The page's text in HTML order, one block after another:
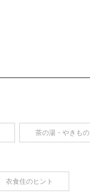
茶の湯・やきもの
衣食住のヒント